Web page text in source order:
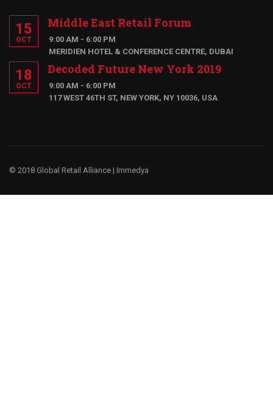
15
OCT
Middle East Retail Forum
9:00 AM - 6:00 PM
MERIDIEN HOTEL & CONFERENCE CENTRE, DUBAI
18
OCT
Decoded Future New York 2019
9:00 AM - 6:00 PM
117 WEST 46TH ST, NEW YORK, NY 10036, USA
© 2018 Global Retail Alliance | Immedya